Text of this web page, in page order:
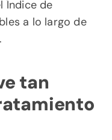
Índice de
a lo largo de
tan